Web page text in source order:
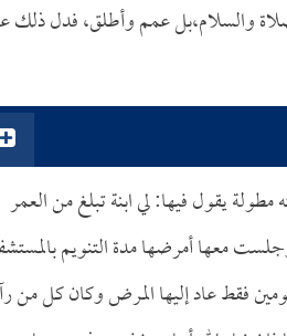
والسلام،بل عمم وأطلق، فدل ذلك
يقول فيها: لي ابنة تبلغ من العمر
معها أمرضها مدة التنويم
فقط عاد إليها المرض وكان كل من